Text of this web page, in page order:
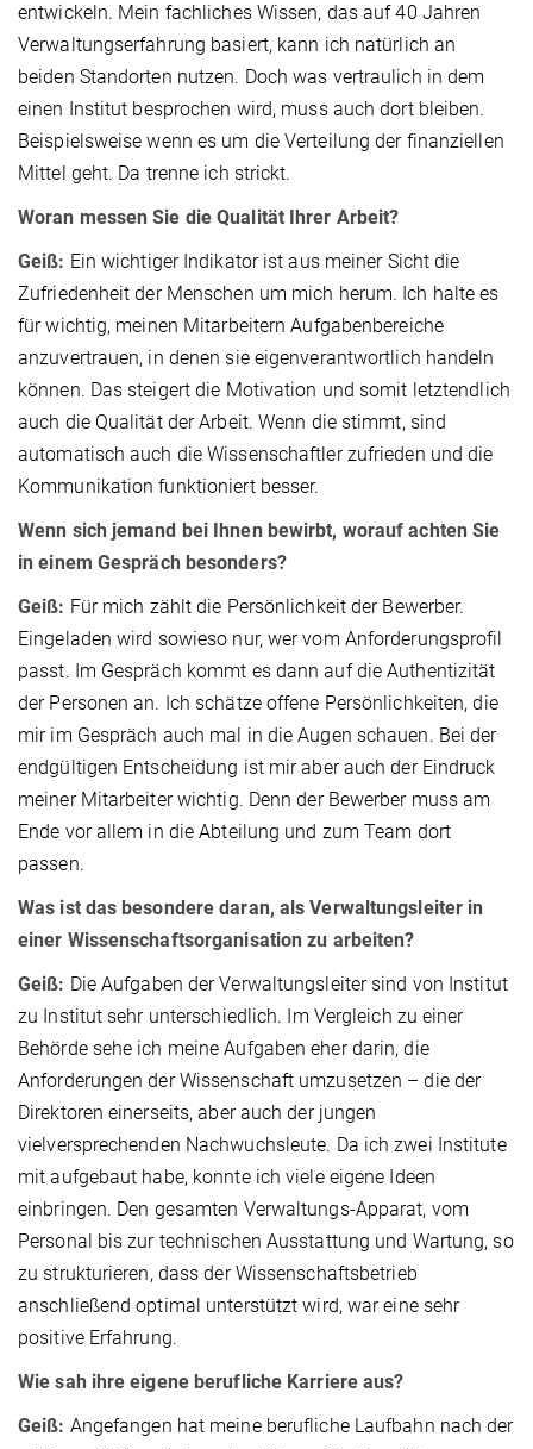
entwickeln. Mein fachliches Wissen, das auf 40 Jahren
Verwaltungserfahrung basiert, kann ich natürlich an
beiden Standorten nutzen. Doch was vertraulich in dem
einen Institut besprochen wird, muss auch dort bleiben.
Beispielsweise wenn es um die Verteilung der finanziellen
Mittel geht. Da trenne ich strickt.
Woran messen Sie die Qualität Ihrer Arbeit?
Geiß: Ein wichtiger Indikator ist aus meiner Sicht die
Zufriedenheit der Menschen um mich herum. Ich halte es
für wichtig, meinen Mitarbeitern Aufgabenbereiche
anzuvertrauen, in denen sie eigenverantwortlich handeln
können. Das steigert die Motivation und somit letztendlich
auch die Qualität der Arbeit. Wenn die stimmt, sind
automatisch auch die Wissenschaftler zufrieden und die
Kommunikation funktioniert besser.
Wenn sich jemand bei Ihnen bewirbt, worauf achten Sie
in einem Gespräch besonders?
Geiß: Für mich zählt die Persönlichkeit der Bewerber.
Eingeladen wird sowieso nur, wer vom Anforderungsprofil
passt. Im Gespräch kommt es dann auf die Authentizität
der Personen an. Ich schätze offene Persönlichkeiten, die
mir im Gespräch auch mal in die Augen schauen. Bei der
endgültigen Entscheidung ist mir aber auch der Eindruck
meiner Mitarbeiter wichtig. Denn der Bewerber muss am
Ende vor allem in die Abteilung und zum Team dort
passen.
Was ist das besondere daran, als Verwaltungsleiter in
einer Wissenschaftsorganisation zu arbeiten?
Geiß: Die Aufgaben der Verwaltungsleiter sind von Institut
zu Institut sehr unterschiedlich. Im Vergleich zu einer
Behörde sehe ich meine Aufgaben eher darin, die
Anforderungen der Wissenschaft umzusetzen – die der
Direktoren einerseits, aber auch der jungen
vielversprechenden Nachwuchsleute. Da ich zwei Institute
mit aufgebaut habe, konnte ich viele eigene Ideen
einbringen. Den gesamten Verwaltungs-Apparat, vom
Personal bis zur technischen Ausstattung und Wartung, so
zu strukturieren, dass der Wissenschaftsbetrieb
anschließend optimal unterstützt wird, war eine sehr
positive Erfahrung.
Wie sah ihre eigene berufliche Karriere aus?
Geiß: Angefangen hat meine berufliche Laufbahn nach der